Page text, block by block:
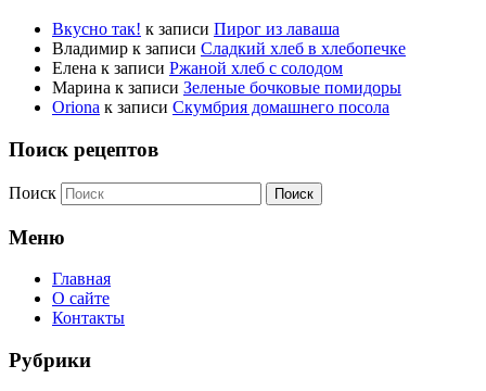
Вкусно так! к записи Пирог из лаваша
Владимир к записи Сладкий хлеб в хлебопечке
Елена к записи Ржаной хлеб с солодом
Марина к записи Зеленые бочковые помидоры
Oriona к записи Скумбрия домашнего посола
Поиск рецептов
Поиск
Меню
Главная
О сайте
Контакты
Рубрики